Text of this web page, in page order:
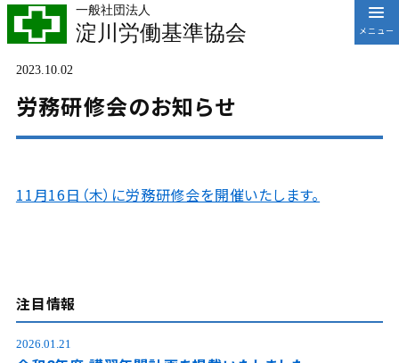
一般社団法人
淀川労働基準協会
2023.10.02
労務研修会のお知らせ
11月16日（木）に労務研修会を開催いたします。
注目情報
2026.01.21